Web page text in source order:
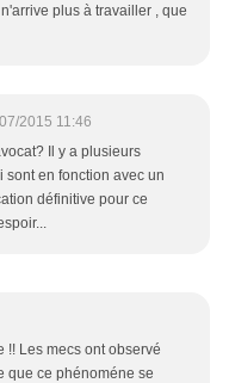
plus à travailler , que
2015 11:46
Il y a plusieurs
en fonction avec un
définitive pour ce
Les mecs ont observé
que ce phénoméne se